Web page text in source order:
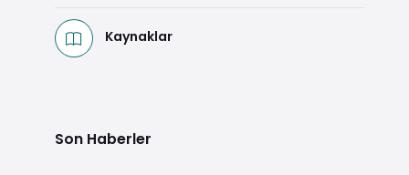
Kaynaklar
Son Haberler